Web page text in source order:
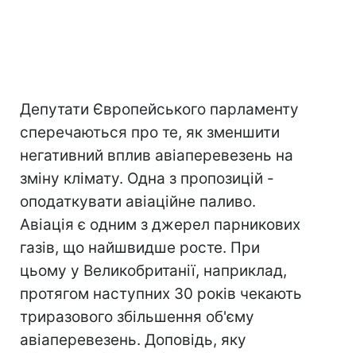
Депутати Європейського парламенту
сперечаються про те, як зменшити
негативний вплив авіаперевезень на
зміну клімату. Одна з пропозицій -
оподаткувати авіаційне паливо.
Авіація є одним з джерел парникових
газів, що найшвидше росте. При
цьому у Великобританії, наприклад,
протягом наступних 30 років чекають
триразового збільшення об'єму
авіаперевезень. Доповідь, яку